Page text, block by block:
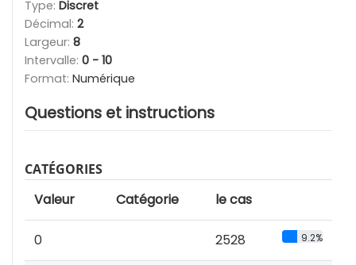
Type: Discret
Décimal: 2
Largeur: 8
Intervalle: 0 - 10
Format: Numérique
Questions et instructions
CATÉGORIES
Valeur Catégorie le cas
0 2528 9.2%